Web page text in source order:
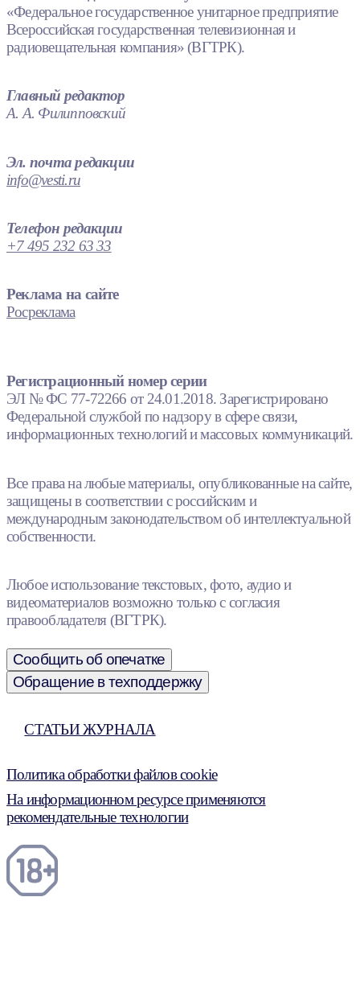
«Федеральное государственное унитарное предприятие
Всероссийская государственная телевизионная и
радиовещательная компания» (ВГТРК).
Главный редактор
А. А. Филипповский
Эл. почта редакции
info@vesti.ru
Телефон редакции
+7 495 232 63 33
Реклама на сайте
Росреклама
Регистрационный номер серии
ЭЛ № ФС 77-72266 от 24.01.2018. Зарегистрировано
Федеральной службой по надзору в сфере связи,
информационных технологий и массовых коммуникаций.
Все права на любые материалы, опубликованные на сайте,
защищены в соответствии с российским и
международным законодательством об интеллектуальной
собственности.
Любое использование текстовых, фото, аудио и
видеоматериалов возможно только с согласия
правообладателя (ВГТРК).
Сообщить об опечатке
Обращение в техподдержку
СТАТЬИ ЖУРНАЛА
Политика обработки файлов cookie
На информационном ресурсе применяются
рекомендательные технологии